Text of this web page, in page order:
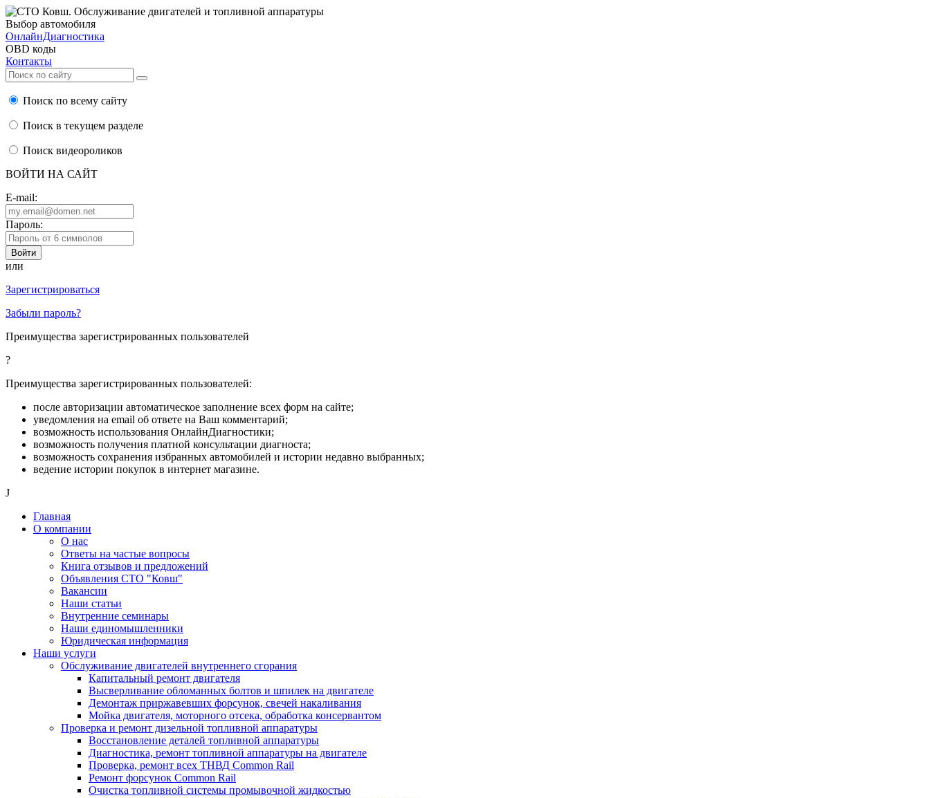
Выбор автомобиля
ОнлайнДиагностика
OBD коды
Контакты
Поиск по всему сайту
Поиск в текущем разделе
Поиск видеороликов
ВОЙТИ НА САЙТ
E-mail:
Пароль:
или
Зарегистрироваться
Забыли пароль?
Преимущества зарегистрированных пользователей
?
Преимущества зарегистрированных пользователей:
после авторизации автоматическое заполнение всех форм на сайте;
уведомления на email об ответе на Ваш комментарий;
возможность использования ОнлайнДиагностики;
возможность получения платной консультации диагноста;
возможность сохранения избранных автомобилей и истории недавно выбранных;
ведение истории покупок в интернет магазине.
J
Главная
О компании
О нас
Ответы на частые вопросы
Книга отзывов и предложений
Объявления СТО "Ковш"
Вакансии
Наши статьи
Внутренние семинары
Наши единомышленники
Юридическая информация
Наши услуги
Обслуживание двигателей внутреннего сгорания
Капитальный ремонт двигателя
Высверливание обломанных болтов и шпилек на двигателе
Демонтаж приржавевших форсунок, свечей накаливания
Мойка двигателя, моторного отсека, обработка консервантом
Проверка и ремонт дизельной топливной аппаратуры
Восстановление деталей топливной аппаратуры
Диагностика, ремонт топливной аппаратуры на двигателе
Проверка, ремонт всех ТНВД Common Rail
Ремонт форсунок Common Rail
Очистка топливной системы промывочной жидкостью